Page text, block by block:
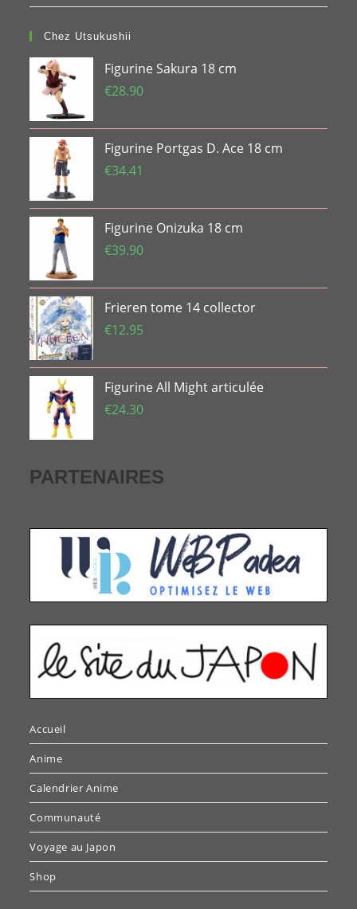
Chez Utsukushii
Figurine Sakura 18 cm
€28.90
Figurine Portgas D. Ace 18 cm
€34.41
Figurine Onizuka 18 cm
€39.90
Frieren tome 14 collector
€12.95
Figurine All Might articulée
€24.30
PARTENAIRES
Accueil
Anime
Calendrier Anime
Communauté
Voyage au Japon
Shop